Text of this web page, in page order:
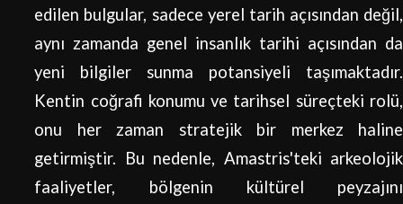
edilen bulgular, sadece yerel tarih açısından değil,
aynı zamanda genel insanlık tarihi açısından da
yeni bilgiler sunma potansiyeli taşımaktadır.
Kentin coğrafi konumu ve tarihsel süreçteki rolü,
onu her zaman stratejik bir merkez haline
getirmiştir. Bu nedenle, Amastris'teki arkeolojik
faaliyetler, bölgenin kültürel peyzajını